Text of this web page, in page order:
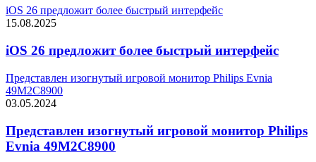
iOS 26 предложит более быстрый интерфейс
15.08.2025
iOS 26 предложит более быстрый интерфейс
Представлен изогнутый игровой монитор Philips Evnia
49M2C8900
03.05.2024
Представлен изогнутый игровой монитор Philips
Evnia 49M2C8900